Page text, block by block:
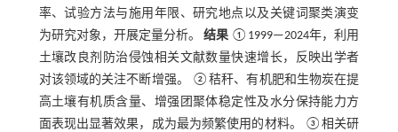
率、试验方法与施用年限、研究地点以及关键词聚类演变
为研究对象，开展定量分析。结果 ①1999—2024年，利用
土壤改良剂防治侵蚀相关文献数量快速增长，反映出学者
对该领域的关注不断增强。 ②秸秆、有机肥和生物炭在提
高土壤有机质含量、增强团聚体稳定性及水分保持能力方
面表现出显著效果，成为最为频繁使用的材料。 ③相关研